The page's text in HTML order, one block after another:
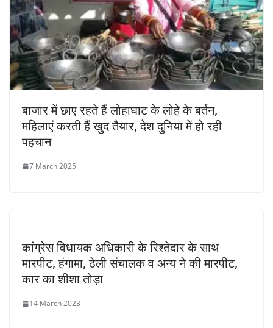
बाजार में छाए रहते हैं लोहाघाट के लोहे के बर्तन,
महिलाएं करती हैं खुद तैयार, देश दुनिया में हो रही
पहचान
7 March 2025
कांग्रेस विधायक अधिकारी के रिश्तेदार के साथ
मारपीट, हंगामा, ठेली संचालक व अन्य ने की मारपीट,
कार का शीशा तोड़ा
14 March 2023